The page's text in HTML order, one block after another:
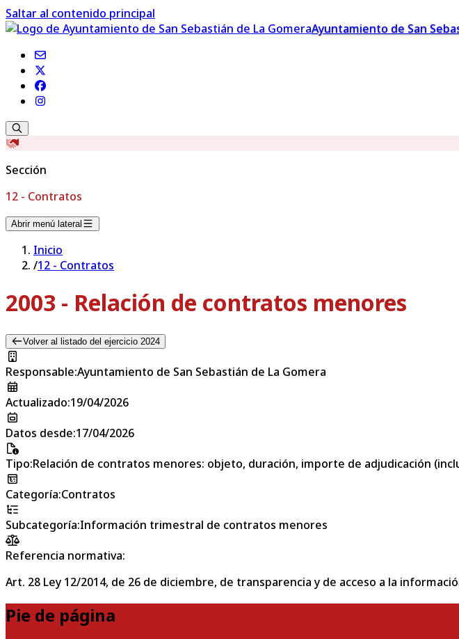
Saltar al contenido principal
Ayuntamiento de San
Sección
12 - Contratos
Abrir menú lateral
Inicio
/12 - Contratos
2003 - Relación de contratos menores
Volver al listado del ejercicio 2024
Responsable:Ayuntamiento de San Sebastián de La Gomera
Actualizado:19/04/2026
Datos desde:17/04/2026
Tipo:Relación de contratos menores: objeto, duración, importe de adjudicación
Categoría:Contratos
Subcategoría:Información trimestral de contratos menores
Referencia normativa:
Art. 28 Ley 12/2014, de 26 de diciembre, de transparencia y de acceso a la
Pie de página